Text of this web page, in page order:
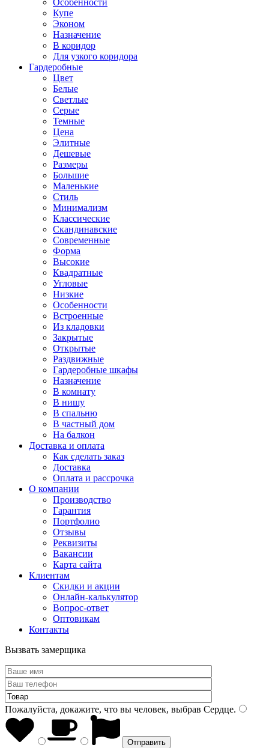
Особенности
Купе
Эконом
Назначение
В коридор
Для узкого коридора
Гардеробные
Цвет
Белые
Светлые
Серые
Темные
Цена
Элитные
Дешевые
Размеры
Большие
Маленькие
Стиль
Минимализм
Классические
Скандинавские
Современные
Форма
Высокие
Квадратные
Угловые
Низкие
Особенности
Встроенные
Из кладовки
Закрытые
Открытые
Раздвижные
Гардеробные шкафы
Назначение
В комнату
В нишу
В спальню
В частный дом
На балкон
Доставка и оплата
Как сделать заказ
Доставка
Оплата и рассрочка
О компании
Производство
Гарантия
Портфолио
Отзывы
Реквизиты
Вакансии
Карта сайта
Клиентам
Скидки и акции
Онлайн-калькулятор
Вопрос-ответ
Оптовикам
Контакты
Вызвать замерщика
Пожалуйста, докажите, что вы человек, выбрав Сердце.